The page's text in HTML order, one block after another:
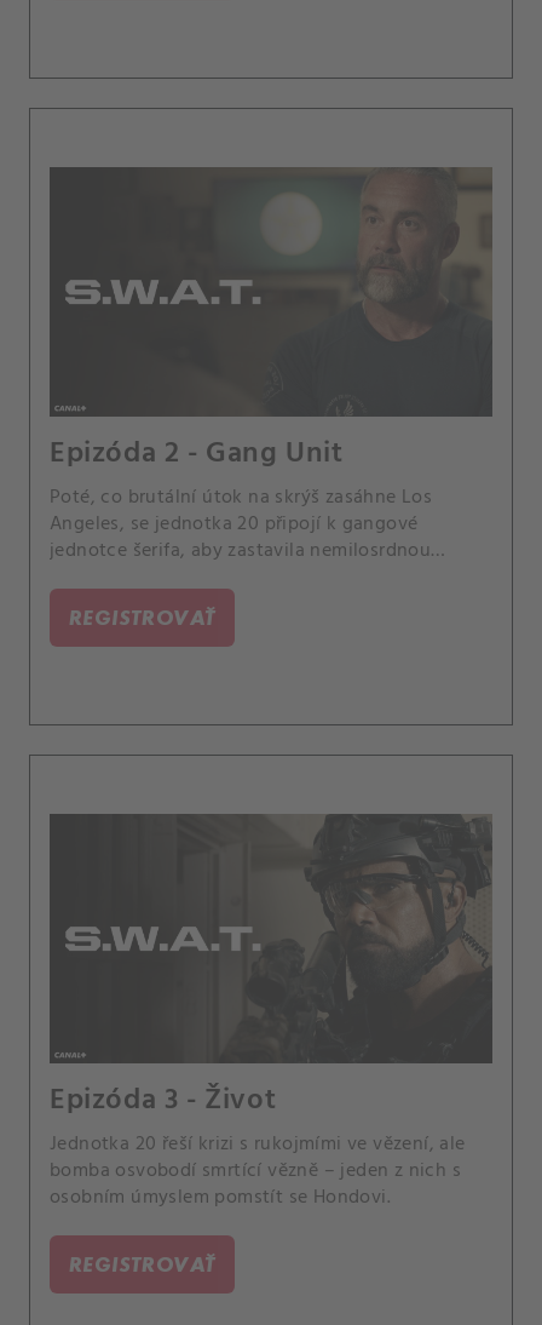
Epizóda 2 - Gang Unit
Poté, co brutální útok na skrýš zasáhne Los
Angeles, se jednotka 20 připojí k gangové
jednotce šerifa, aby zastavila nemilosrdnou
REGISTROVAŤ
Epizóda 3 - Život
Jednotka 20 řeší krizi s rukojmími ve vězení, ale
bomba osvobodí smrtící vězně – jeden z nich s
osobním úmyslem pomstít se Hondovi.
REGISTROVAŤ